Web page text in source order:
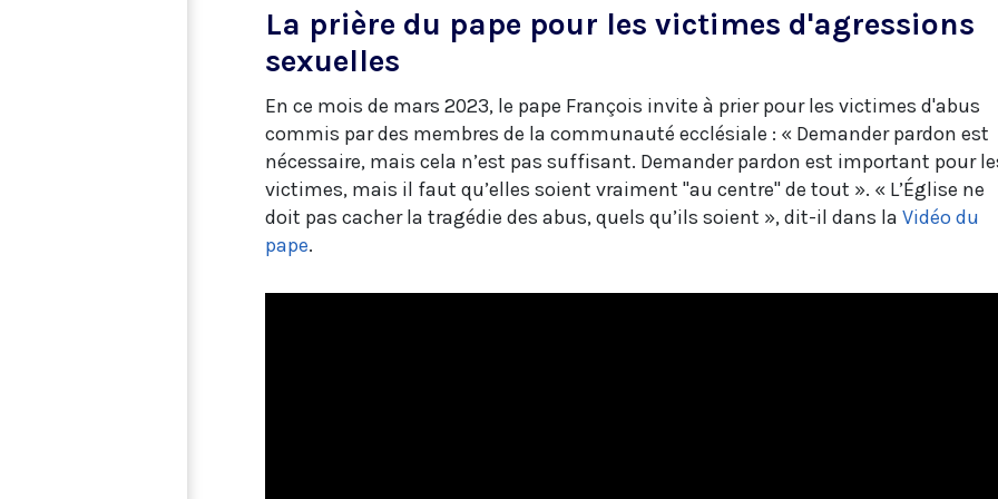
La prière du pape pour les victimes d'agressions
sexuelles
En ce mois de mars 2023, le pape François invite à prier pour les victimes d'abus
commis par des membres de la communauté ecclésiale : « Demander pardon est
nécessaire, mais cela n’est pas suffisant. Demander pardon est important pour
victimes, mais il faut qu’elles soient vraiment "au centre" de tout ». « L’Église ne
doit pas cacher la tragédie des abus, quels qu’ils soient », dit-il dans la Vidéo du
pape.